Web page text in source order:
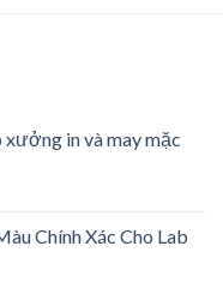
xưởng in và may mặc
Chính Xác Cho Lab